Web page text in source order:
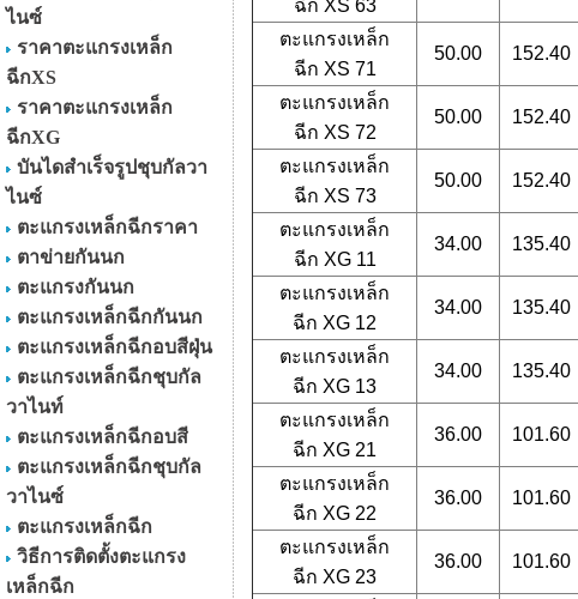
ไนซ์
ราคาตะแกรงเหล็ก
ฉีกXS
ราคาตะแกรงเหล็ก
ฉีกXG
บันไดสำเร็จรูปชุบกัลวา
ไนซ์
ตะแกรงเหล็กฉีกราคา
ตาข่ายกันนก
ตะแกรงกันนก
ตะแกรงเหล็กฉีกกันนก
ตะแกรงเหล็กฉีกอบสีฝุ่น
ตะแกรงเหล็กฉีกชุบกัล
วาไนท์
ตะแกรงเหล็กฉีกอบสี
ตะแกรงเหล็กฉีกชุบกัล
วาไนซ์
ตะแกรงเหล็กฉีก
วิธีการติดตั้งตะแกรง
เหล็กฉีก
ฉีก XS 63
ตะแกรงเหล็ก
ฉีก XS 71
50.00 152.40
ตะแกรงเหล็ก
ฉีก XS 72
50.00 152.40
ตะแกรงเหล็ก
ฉีก XS 73
50.00 152.40
ตะแกรงเหล็ก
ฉีก XG 11
34.00 135.40
ตะแกรงเหล็ก
ฉีก XG 12
34.00 135.40
ตะแกรงเหล็ก
ฉีก XG 13
34.00 135.40
ตะแกรงเหล็ก
ฉีก XG 21
36.00 101.60
ตะแกรงเหล็ก
ฉีก XG 22
36.00 101.60
ตะแกรงเหล็ก
ฉีก XG 23
36.00 101.60